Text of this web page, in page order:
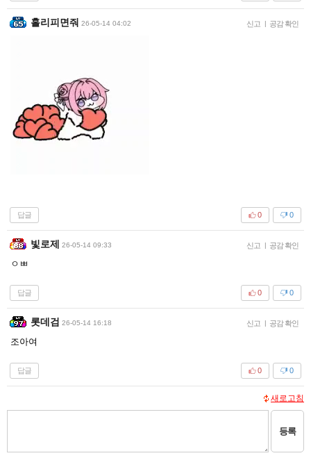
홀리피면줘 26-05-14 04:02 신고 | 공감 확인
답글 0
0
빛로제 26-05-14 09:33 신고 | 공감 확인
ㅇㅃ
답글 0
0
롯데검 26-05-14 16:18 신고 | 공감 확인
조아여
답글 0
0
새로고침
등록